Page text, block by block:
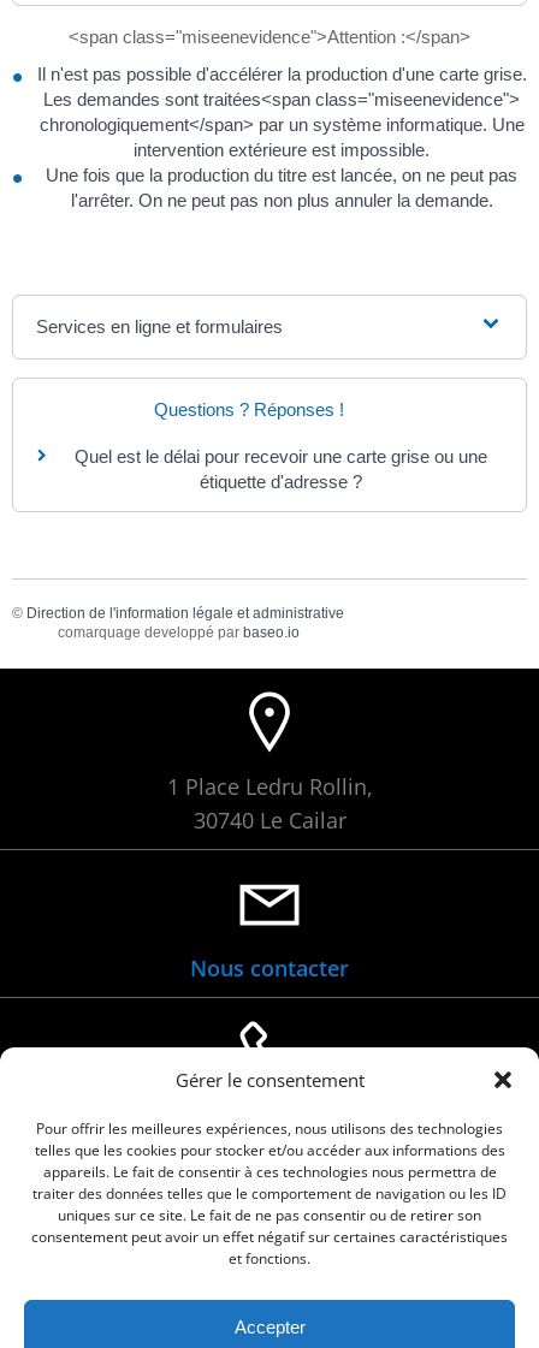
Gérer le consentement
Pour offrir les meilleures expériences, nous utilisons des technologies
telles que les cookies pour stocker et/ou accéder aux informations des
appareils. Le fait de consentir à ces technologies nous permettra de
traiter des données telles que le comportement de navigation ou les ID
uniques sur ce site. Le fait de ne pas consentir ou de retirer son
consentement peut avoir un effet négatif sur certaines caractéristiques
et fonctions.
Accepter
<span class="miseenevidence">Attention :</span>
Il n'est pas possible d'accélérer la production d'une carte grise.
Les demandes sont traitées<span class="miseenevidence">
chronologiquement</span> par un système informatique. Une
intervention extérieure est impossible.
Une fois que la production du titre est lancée, on ne peut pas
l'arrêter. On ne peut pas non plus annuler la demande.
Services en ligne et formulaires
Questions ? Réponses !
Quel est le délai pour recevoir une carte grise ou une
étiquette d'adresse ?
© Direction de l'information légale et administrative
comarquage developpé par baseo.io
1 Place Ledru Rollin,
30740 Le Cailar
Nous contacter
04 66 88 01 05